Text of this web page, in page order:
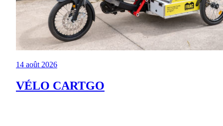
14 août 2026
VÉLO CARTGO